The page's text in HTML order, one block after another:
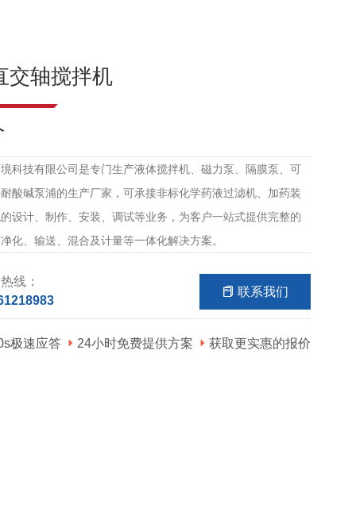
交轴搅拌机
科技有限公司是专门生产液体搅拌机、磁力泵、隔膜泵、可
酸碱泵浦的生产厂家，可承接非标化学药液过滤机、加药装
设计、制作、安装、调试等业务，为客户一站式提供完整的
化、输送、混合及计量等一体化解决方案。
线：
联系我们
极速应答 24小时免费提供方案 获取更实惠的报价